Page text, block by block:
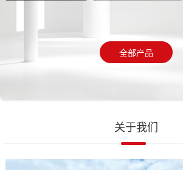
全部产品
关于我们